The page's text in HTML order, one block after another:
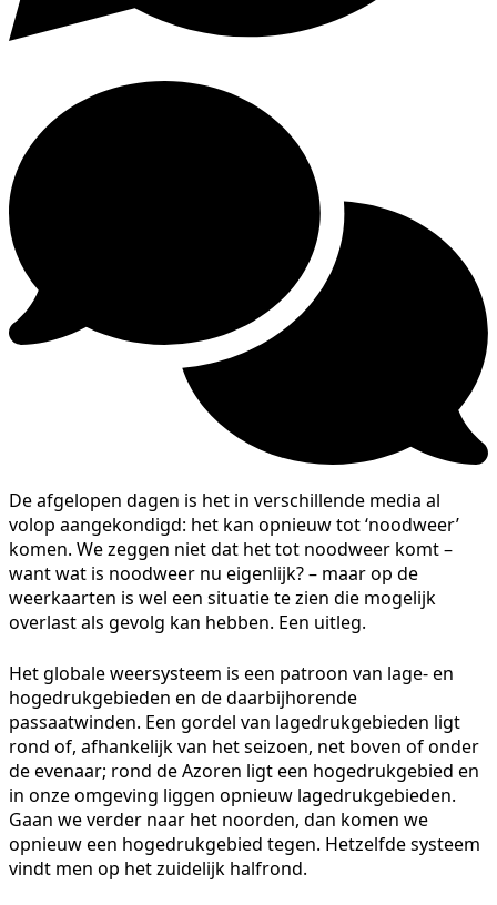
De afgelopen dagen is het in verschillende media al
volop aangekondigd: het kan opnieuw tot ‘noodweer’
komen. We zeggen niet dat het tot noodweer komt –
want wat is noodweer nu eigenlijk? – maar op de
weerkaarten is wel een situatie te zien die mogelijk
overlast als gevolg kan hebben. Een uitleg.
Het globale weersysteem is een patroon van lage- en
hogedrukgebieden en de daarbijhorende
passaatwinden. Een gordel van lagedrukgebieden ligt
rond of, afhankelijk van het seizoen, net boven of onder
de evenaar; rond de Azoren ligt een hogedrukgebied en
in onze omgeving liggen opnieuw lagedrukgebieden.
Gaan we verder naar het noorden, dan komen we
opnieuw een hogedrukgebied tegen. Hetzelfde systeem
vindt men op het zuidelijk halfrond.